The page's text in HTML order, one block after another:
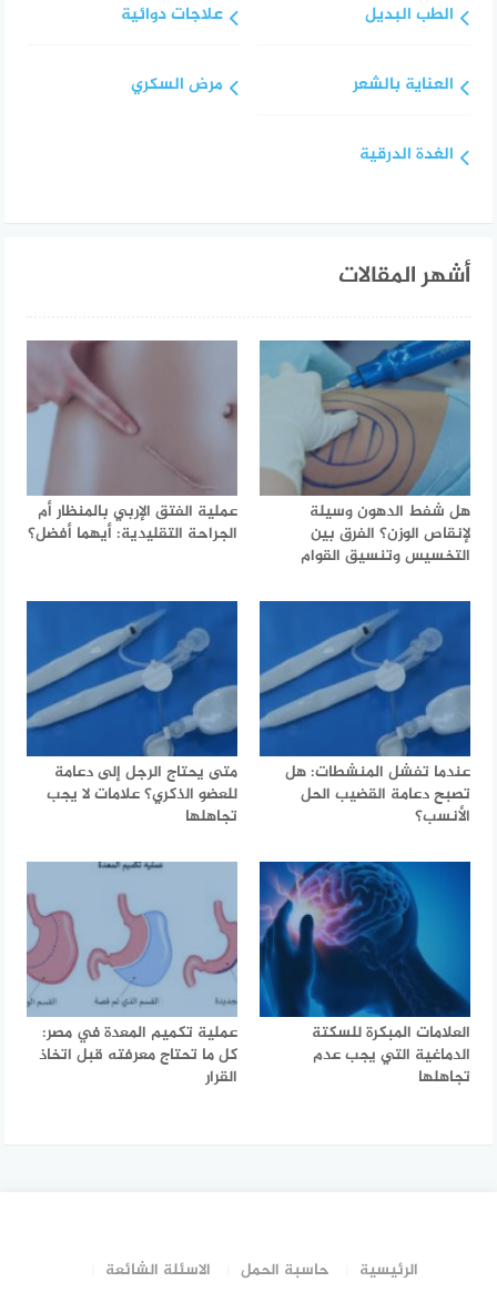
الطب البديل
العناية بالشعر
الغدة الدرقية
علاجات دوائية
مرض السكري
أشهر المقالات
هل شفط الدهون وسيلة
لإنقاص الوزن؟ الفرق بين
التخسيس وتنسيق القوام
عملية الفتق الإربي بالمنظار أم
الجراحة التقليدية: أيهما أفضل؟
عندما تفشل المنشطات: هل
تصبح دعامة القضيب الحل
الأنسب؟
متى يحتاج الرجل إلى دعامة
للعضو الذكري؟ علامات لا يجب
تجاهلها
العلامات المبكرة للسكتة
الدماغية التي يجب عدم
تجاهلها
عملية تكميم المعدة في مصر:
كل ما تحتاج معرفته قبل اتخاذ
القرار
الرئيسية حاسبة الحمل
الاسئلة الشائعة